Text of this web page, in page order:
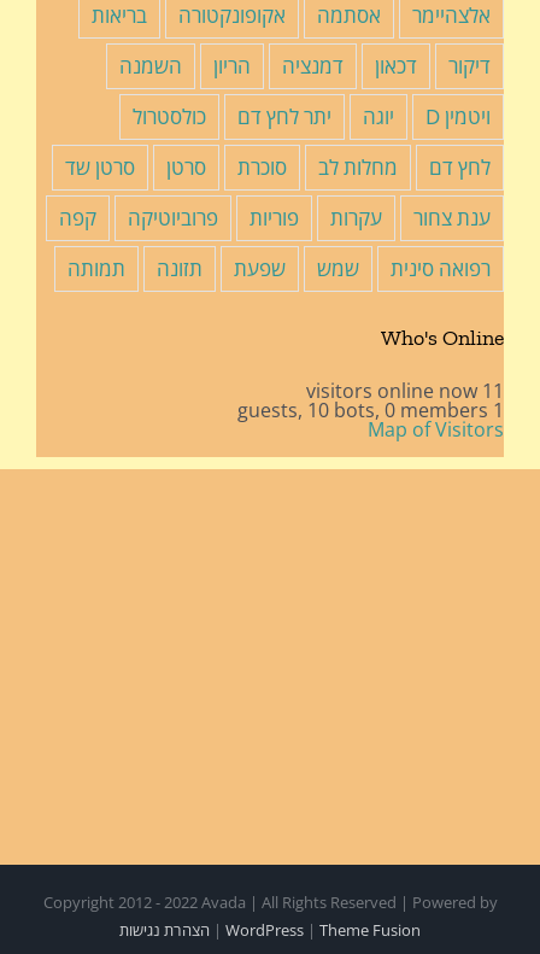
אלצהיימר
אסתמה אקופונקטורה
בריאות
דיקור
דכאון דמנציה הריון
השמנה
ויטמין D
יוגה יתר לחץ דם
כולסטרול
לחץ דם
מחלות לב סוכרת סרטן
סרטן שד
ענת צחור
עקרות פוריות פרוביוטיקה
קפה
רפואה סינית
שמש שפעת תזונה תמותה
Who's Online
11 visitors online now
1 guests,
10 bots, 0 members
Map of Visitors
Copyright 2012 - 2022 Avada | All Rights Reserved | Powered by
WordPress | Theme Fusion
| הצהרת נגישות